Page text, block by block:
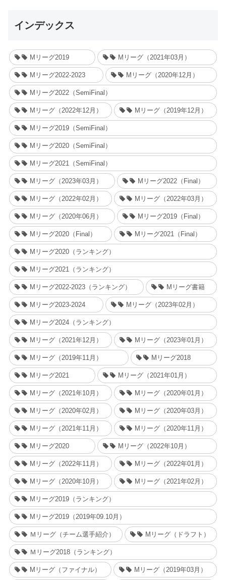
インデックス
Mリーグ2019 Mリーグ（2021年03月）
Mリーグ2022-2023 Mリーグ（2020年12月）
Mリーグ2022（SemiFinal）
Mリーグ（2022年12月） Mリーグ（2019年12月）
Mリーグ2019（SemiFinal）
Mリーグ2020（SemiFinal）
Mリーグ2021（SemiFinal）
Mリーグ（2023年03月） Mリーグ2022（Final）
Mリーグ（2022年02月） Mリーグ（2022年03月）
Mリーグ（2020年06月） Mリーグ2019（Final）
Mリーグ2020（Final） Mリーグ2021（Final）
Mリーグ2020（ランキング）
Mリーグ2021（ランキング）
Mリーグ2022-2023（ランキング） Mリーグ書籍
Mリーグ2023-2024 Mリーグ（2023年02月）
Mリーグ2024（ランキング）
Mリーグ（2021年12月） Mリーグ（2023年01月）
Mリーグ（2019年11月） Mリーグ2018
Mリーグ2021 Mリーグ（2021年01月）
Mリーグ（2021年10月） Mリーグ（2020年01月）
Mリーグ（2020年02月） Mリーグ（2020年03月）
Mリーグ（2021年11月） Mリーグ（2020年11月）
Mリーグ2020 Mリーグ（2022年10月）
Mリーグ（2022年11月） Mリーグ（2022年01月）
Mリーグ（2020年10月） Mリーグ（2021年02月）
Mリーグ2019（ランキング）
Mリーグ2019（2019年09.10月）
Ｍリーグ（チーム選手紹介） Mリーグ（ドラフト）
Ｍリーグ2018（ランキング）
Mリーグ（ファイナル） Mリーグ（2019年03月）